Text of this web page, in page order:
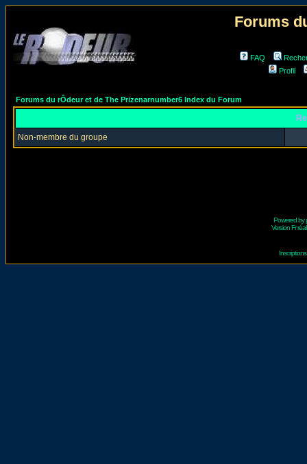
Forums
FAQ
Profil
Forums du rÔdeur et de The Prizenarnumber6 Index du Forum
Non-membre du groupe
Powered by
Version Fr